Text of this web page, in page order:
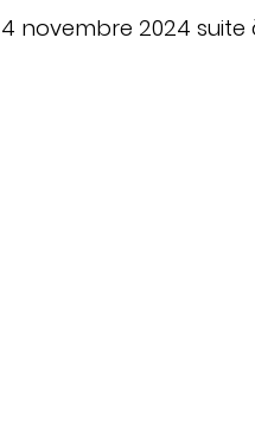
novembre 2024 suite